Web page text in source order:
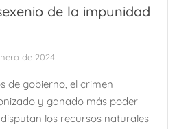
de la impunidad
de 2024
de gobierno, el crimen
y ganado más poder
los recursos naturales